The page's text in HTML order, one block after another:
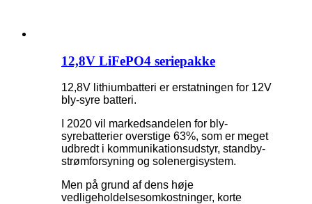
12,8V LiFePO4 seriepakke
12,8V lithiumbatteri er erstatningen for 12V
bly-syre batteri.
I 2020 vil markedsandelen for bly-
syrebatterier overstige 63%, som er meget
udbredt i kommunikationsudstyr, standby-
strømforsyning og solenergisystem.
Men på grund af dens høje
vedligeholdelsesomkostninger, korte